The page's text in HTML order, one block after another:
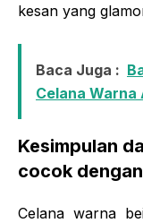
kesan yang
Baca Juga :
Celana Warna
Kesimpulan
cocok
Celana warna